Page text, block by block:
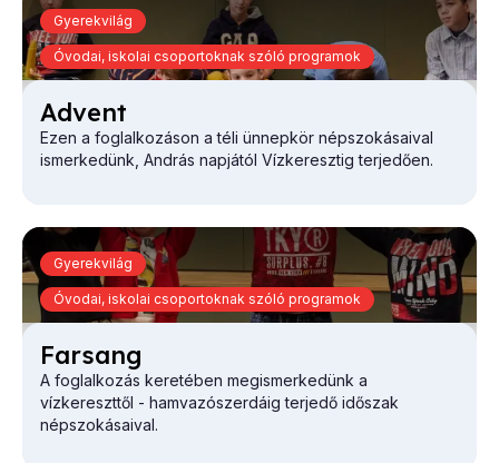
Ad­vent
Ezen a foglalkozáson a téli ünnepkör népszokásaival
ismerkedünk, András napjától Vízkeresztig terjedően.
Gyerekvilág
Óvodai, iskolai csoportoknak szóló programok
Far­sang
A foglalkozás keretében megismerkedünk a
vízkereszttől - hamvazószerdáig terjedő időszak
népszokásaival.
Gyerekvilág
Óvodai, iskolai csoportoknak szóló programok